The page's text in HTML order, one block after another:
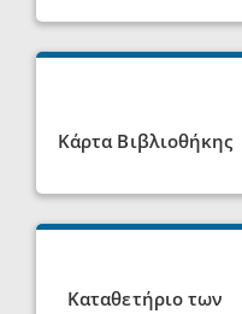
Κάρτα Βιβλιοθήκης
Καταθετήριο των